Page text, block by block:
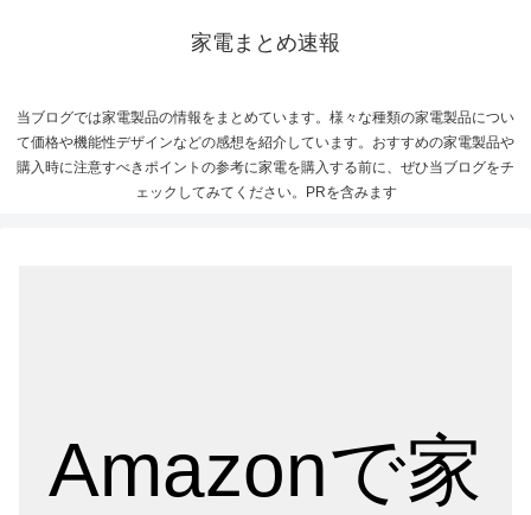
家電まとめ速報
当ブログでは家電製品の情報をまとめています。様々な種類の家電製品につい
て価格や機能性デザインなどの感想を紹介しています。おすすめの家電製品や
購入時に注意すべきポイントの参考に家電を購入する前に、ぜひ当ブログをチ
ェックしてみてください。PRを含みます
Amazonで家